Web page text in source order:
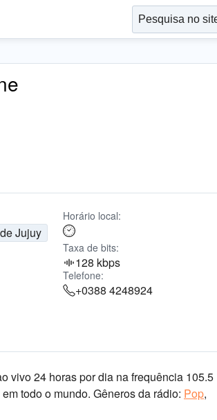
Jujuy
Horário local:
Taxa de bits:
128 kbps
Telefone:
+0388 4248924
vivo 24 horas por dia na frequência 105.5
todo o mundo. Gêneros da rádio: Pop,